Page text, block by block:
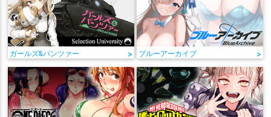
ガールズ&パンツァー > ブルーアーカイブ >